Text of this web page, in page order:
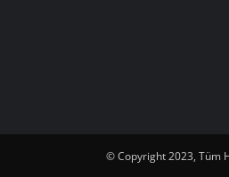
© Copyright 2023, Tüm